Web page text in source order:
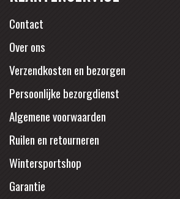
Contact
Over ons
Verzendkosten en bezorgen
Persoonlijke bezorgdienst
Algemene voorwaarden
Ruilen en retourneren
Wintersportshop
Garantie